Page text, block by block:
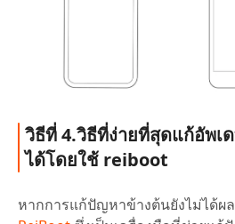
วิธีที่ 4.วิธีที่ง่ายที่สุดแก้อัพเ
ได้โดยใช้ reiboot
หากการแก้ปัญหาข้างต้นยังไม่ได้ผ